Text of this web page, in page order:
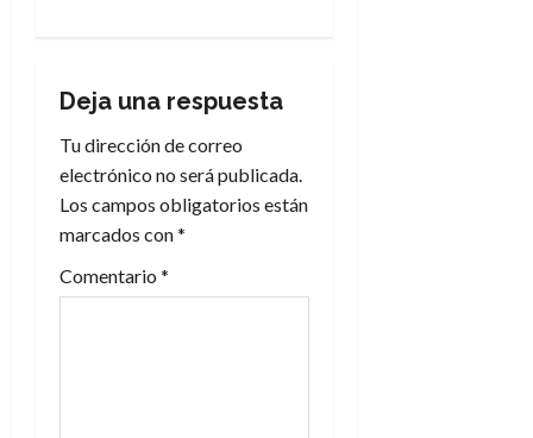
c
i
ó
n
Deja una respuesta
Tu dirección de correo
electrónico no será publicada.
Los campos obligatorios están
marcados con*
Comentario *